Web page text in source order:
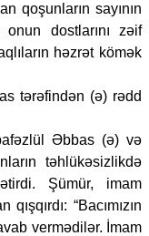
qoşunların sayının
dostlarını zəif
həzrət kömək
tərəfindən (ə) rədd
Əbbas (ə) və
təhlükəsizlikdə
Şümür, imam
“Bacımızın
vermədilər. İmam